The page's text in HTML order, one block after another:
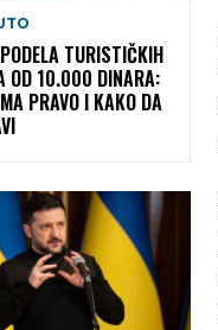
TURISTIČKIH
OD 10.000 DINARA:
PRAVO I KAKO DA